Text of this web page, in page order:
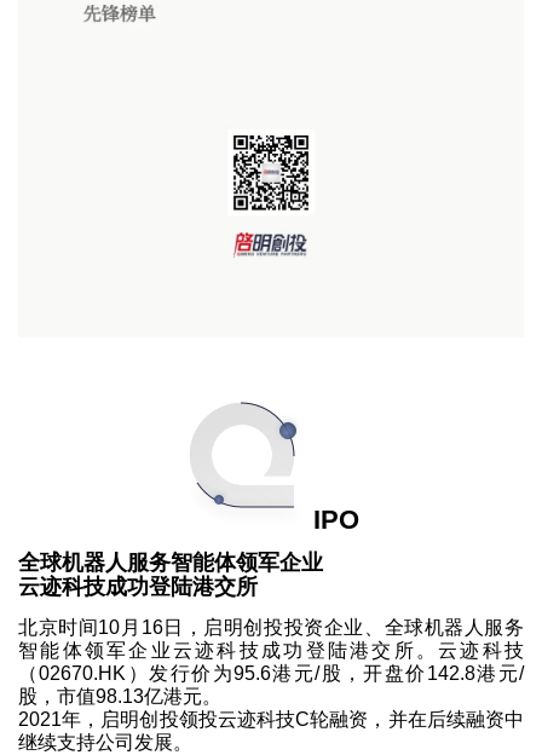
IPO
全球机器人服务智能体领军企业
云迹科技成功登陆港交所
北京时间10月16日，启明创投投资企业、全球机器人服务
智能体领军企业云迹科技成功登陆港交所。云迹科技
（02670.HK）发行价为95.6港元/股，开盘价142.8港元/
股，市值98.13亿港元。
2021年，启明创投领投云迹科技C轮融资，并在后续融资中
继续支持公司发展。